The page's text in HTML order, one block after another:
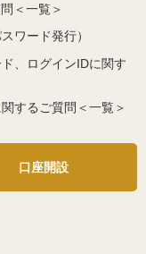
＜一覧＞
ワード発行）
、ログインIDに関す
するご質問＜一覧＞
口座開設